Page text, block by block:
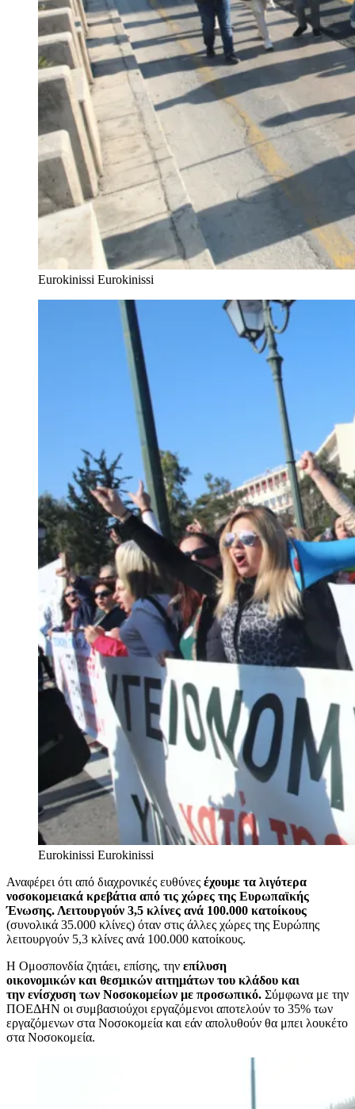
Eurokinissi Eurokinissi
Eurokinissi Eurokinissi
Αναφέρει ότι από διαχρονικές ευθύνες έχουμε τα λιγότερα
νοσοκομειακά κρεβάτια από τις χώρες της Ευρωπαϊκής
Ένωσης. Λειτουργούν 3,5 κλίνες ανά 100.000 κατοίκους
(συνολικά 35.000 κλίνες) όταν στις άλλες χώρες της Ευρώπης
λειτουργούν 5,3 κλίνες ανά 100.000 κατοίκους.
Η Ομοσπονδία ζητάει, επίσης, την επίλυση
οικονομικών και θεσμικών αιτημάτων του κλάδου και
την ενίσχυση των Νοσοκομείων με προσωπικό. Σύμφωνα με την
ΠΟΕΔΗΝ οι συμβασιούχοι εργαζόμενοι αποτελούν το 35% των
εργαζόμενων στα Νοσοκομεία και εάν απολυθούν θα μπει λουκέτο
στα Νοσοκομεία.